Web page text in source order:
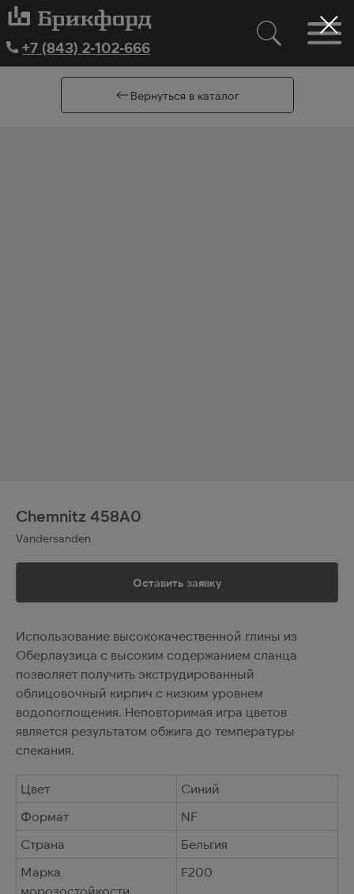
+7 (843) 2-102-666
Вернуться в каталог
Chemnitz 458A0
Vandersanden
Оставить заявку
Использование высококачественной глины из
Оберлаузица с высоким содержанием сланца
позволяет получить экструдированный
облицовочный кирпич с низким уровнем
водопоглощения. Неповторимая игра цветов
является результатом обжига до температуры
спекания.
Цвет
Синий
Формат
NF
Страна
Бельгия
Марка
морозостойкости
F200